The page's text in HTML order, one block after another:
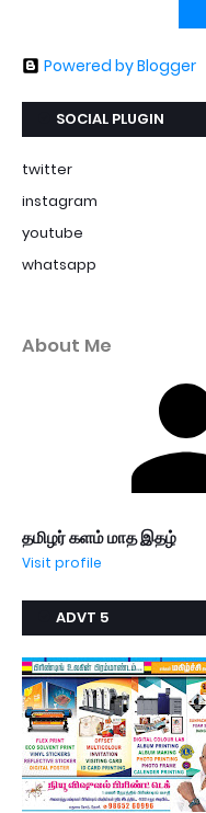
Powered by Blogger
SOCIAL PLUGIN
twitter
instagram
youtube
whatsapp
About Me
தமிழர் களம் மாத இதழ்
Visit profile
ADVT 5